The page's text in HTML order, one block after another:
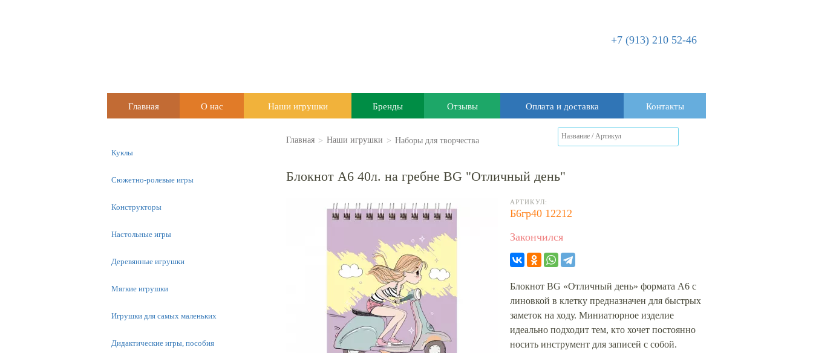
+7 (913) 210 52-46
Главная О нас Наши игрушки Бренды Отзывы Оплата и доставка Контакты
Главная > Наши игрушки > Наборы для творчества
Блокнот А6 40л. на гребне BG "Отличный день"
АРТИКУЛ:
Б6гр40 12212
Закончился
Блокнот BG «Отличный день» формата А6 с
линовкой в клетку предназначен для быстрых
заметок на ходу. Миниатюрное изделие
идеально подходит тем, кто хочет постоянно
носить инструмент для записей с собой.
Куклы
Сюжетно-ролевые игры
Конструкторы
Настольные игры
Деревянные игрушки
Мягкие игрушки
Игрушки для самых маленьких
Дидактические игры, пособия